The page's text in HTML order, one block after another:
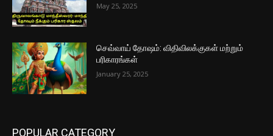
May 25, 2025
செவ்வாய் தோஷம்: விதிவிலக்குகள் மற்றும்
பரிகாரங்கள்
January 25, 2025
POPULAR CATEGORY